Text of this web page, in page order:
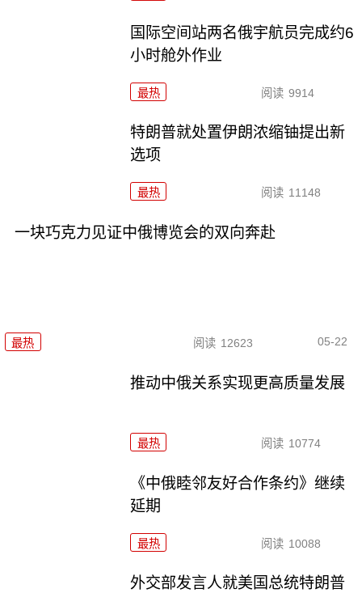
国际空间站两名俄宇航员完成约6
小时舱外作业
最热 阅读 9914
特朗普就处置伊朗浓缩铀提出新
选项
最热 阅读 11148
一块巧克力见证中俄博览会的双向奔赴
最热 阅读 12623 05-22
推动中俄关系实现更高质量发展
最热 阅读 10774
《中俄睦邻友好合作条约》继续
延期
最热 阅读 10088
外交部发言人就美国总统特朗普